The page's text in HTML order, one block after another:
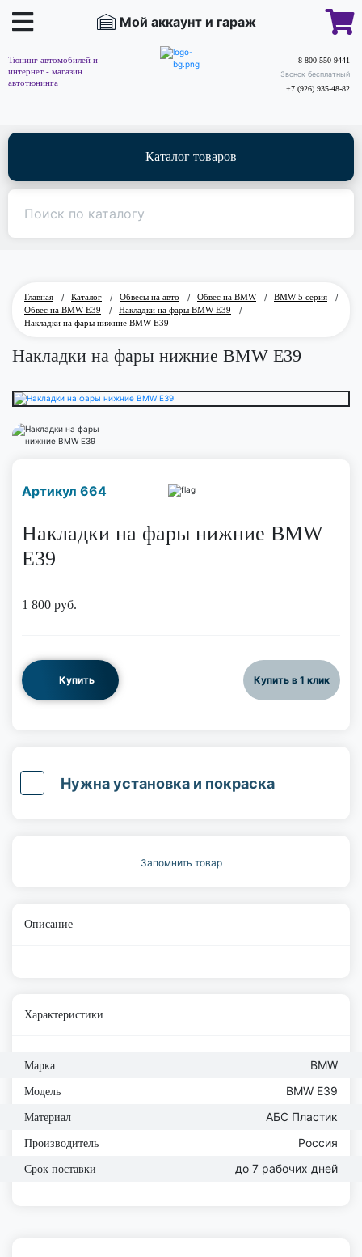
Мой аккаунт и гараж
Тюнинг автомобилей и
интернет - магазин
автотюнинга
8 800 550-9441
Звонок бесплатный
+7 (926) 935-48-82
Каталог товаров
Главная / Каталог / Обвесы на авто / Обвес на BMW / BMW 5 серия
/
Обвес на BMW E39
/ Накладки на фары BMW E39
/
Накладки на фары нижние BMW E39
Накладки на фары нижние BMW E39
Артикул 664
Накладки на фары нижние BMW
E39
1 800 руб.
Купить Купить в 1 клик
Нужна установка и покраска
Запомнить товар
Описание
Характеристики
Марка BMW
Модель BMW E39
Материал АБС Пластик
Производитель Россия
Срок поставки до 7 рабочих дней